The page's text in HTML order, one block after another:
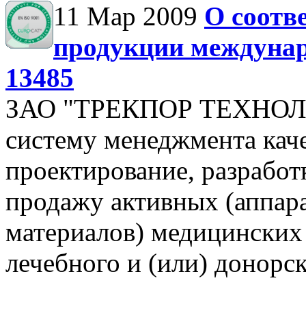
11 Мар 2009 О
продукции
13485
ЗАО "ТРЕКПОР
систему менеджмента
проектирование,
продажу активных
материалов)
лечебного и (или)